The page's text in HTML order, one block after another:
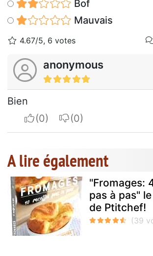
Bof
Mauvais
4.67/5, 6 votes
anonymous
Bien
I apreciateI do not appreciate
A lire également
"Fromages:
pas à pas"
de Ptitchef!